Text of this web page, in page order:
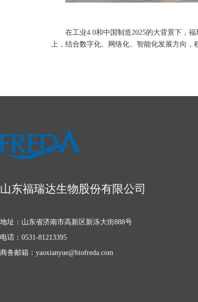
在工业4.0和中国制造2025的大背景下，福
上，结合数字化、网络化、智能化发展方向
山东福瑞达生物股份有限公司
地址：山东省济南市高新区新泺大街888号
电话：0531-81213395
商务邮箱：yaoxianyue@biofreda.com